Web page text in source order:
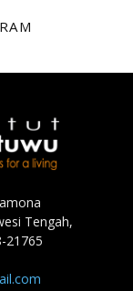
Tengah,
21765